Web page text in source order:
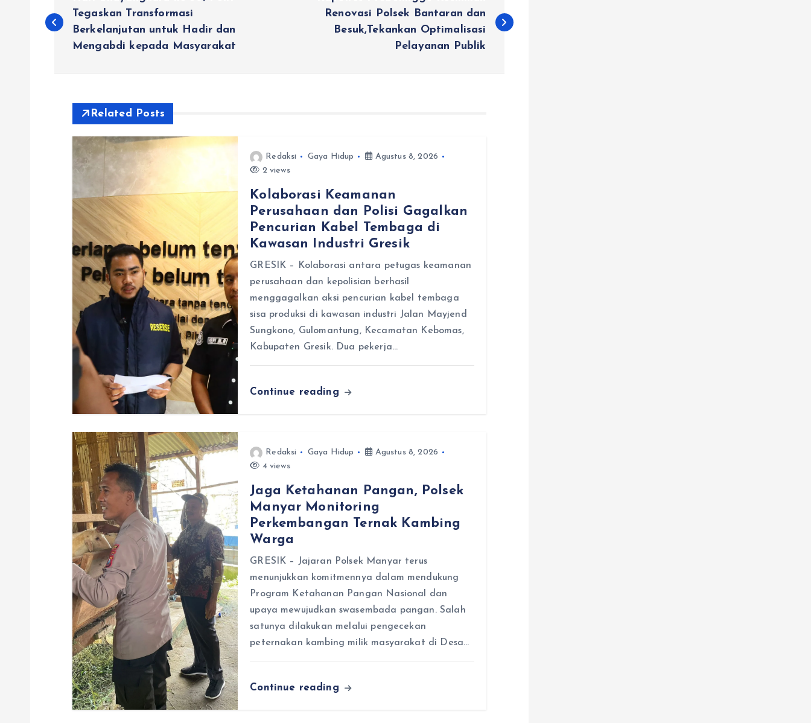
a
Tegaskan Transformasi
Berkelanjutan untuk Hadir dan
Mengabdi kepada Masyarakat
Renovasi Polsek Bantaran dan
Besuk,Tekankan Optimalisasi
Pelayanan Publik
Related Posts
Redaksi Gaya Hidup
Agustus 8, 2026
2 views
Kolaborasi Keamanan
Perusahaan dan Polisi Gagalkan
Pencurian Kabel Tembaga di
Kawasan Industri Gresik
GRESIK – Kolaborasi antara petugas keamanan
perusahaan dan kepolisian berhasil
menggagalkan aksi pencurian kabel tembaga
sisa produksi di kawasan industri Jalan Mayjend
Sungkono, Gulomantung, Kecamatan Kebomas,
Kabupaten Gresik. Dua pekerja…
Continue reading
Redaksi Gaya Hidup
Agustus 8, 2026
4 views
Jaga Ketahanan Pangan, Polsek
Manyar Monitoring
Perkembangan Ternak Kambing
Warga
GRESIK – Jajaran Polsek Manyar terus
menunjukkan komitmennya dalam mendukung
Program Ketahanan Pangan Nasional dan
upaya mewujudkan swasembada pangan. Salah
satunya dilakukan melalui pengecekan
peternakan kambing milik masyarakat di Desa…
Continue reading